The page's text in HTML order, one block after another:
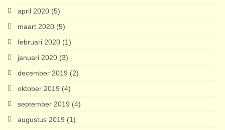
april 2020 (5)
maart 2020 (5)
februari 2020 (1)
januari 2020 (3)
december 2019 (2)
oktober 2019 (4)
september 2019 (4)
augustus 2019 (1)